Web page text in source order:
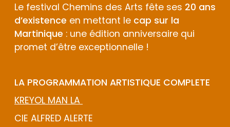
Le festival Chemins des Arts fête ses 20 ans
d’existence en mettant le cap sur la
Martinique : une édition anniversaire qui
promet d’être exceptionnelle !
LA PROGRAMMATION ARTISTIQUE COMPLETE
KREYOL MAN LA
CIE ALFRED ALERTE